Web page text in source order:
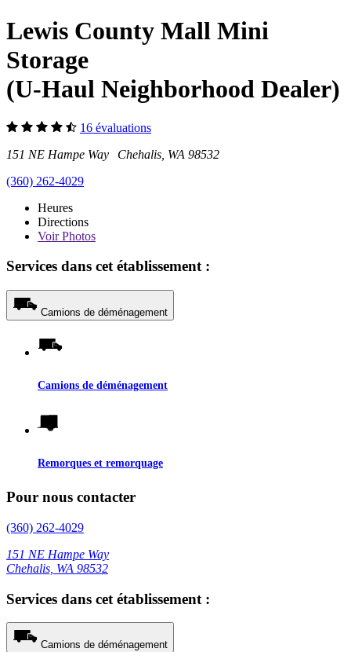
Lewis County Mall Mini
Storage
(U-Haul Neighborhood Dealer)
16 évaluations
151 NE Hampe Way Chehalis, WA 98532
(360) 262-4029
Heures
Directions
VoirPhotos
Services dans cet établissement :
Camions de déménagement
Camions de déménagement
Remorques et remorquage
Pour nous contacter
(360) 262-4029
151 NE Hampe Way
Chehalis, WA 98532
Services dans cet établissement :
Camions de déménagement